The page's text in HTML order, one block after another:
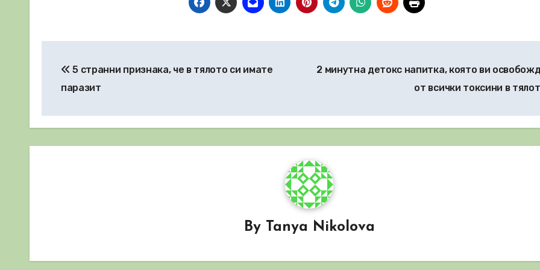
5 странни признака, че в тялото си имате
паразит
2 минутна детокс напитка, която ви
от всички токсини в
By Tanya Nikolova